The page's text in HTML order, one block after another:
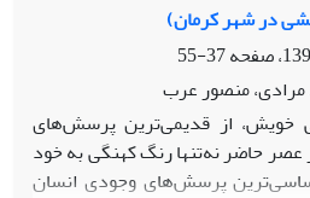
در شهر کرمان)
37-55
منصور عرب
از قدیمی‌ترین پرسش‌های
حاضر نه‌تنها رنگ کهنگی به خود
پرسش‌های وجودی انسان